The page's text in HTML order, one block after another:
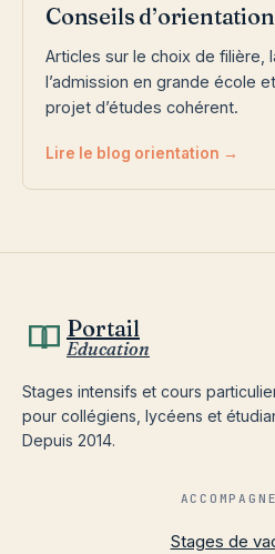
Conseils d’orientation
Articles sur le choix de filière,
l’admission en grande école
projet d’études cohérent.
Lire le blog orientation →
Portail
Education
Stages intensifs et cours
pour collégiens, lycéens et
Depuis 2014.
Stages de